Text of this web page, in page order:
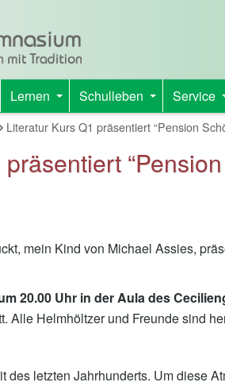
+
Lernen
+
Schulleben Service
Literatur Kurs Q1 präsentiert “Pension
mein Kind von Michael Assies,
20.00 Uhr in der Aula des
Alle Helmhöltzer und Freunde sind
des letzten Jahrhunderts. Um diese